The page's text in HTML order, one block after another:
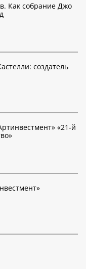
Как собрание Джо
создатель
«21-й